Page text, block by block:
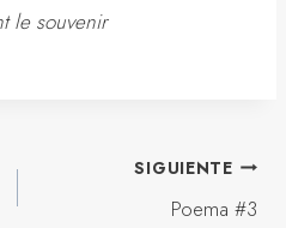
le souvenir
SIGUIENTE
Poema #3